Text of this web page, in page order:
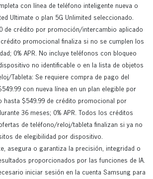
con línea de teléfono inteligente nueva o
Ultimate o plan 5G Unlimited seleccionado.
de crédito por promoción/intercambio aplicado
promocional finaliza si no se cumplen los
0% APR. No incluye teléfonos con bloqueo
no identificable o en la lista de objetos
Tableta: Se requiere compra de pago del
con nueva línea en un plan elegible por
hasta $549.99 de crédito promocional por
36 meses; 0% APR. Todos los créditos
de teléfono/reloj/tableta finalizan si ya no
de elegibilidad por dispositivo.
asegura o garantiza la precisión, integridad o
proporcionados por las funciones de IA.
iniciar sesión en la cuenta Samsung para